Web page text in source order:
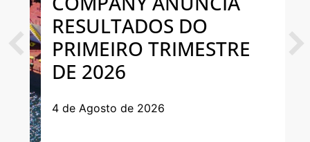
RESULTADOS DO
PRIMEIRO TRIMESTRE
DE 2026
4 de Agosto de 2026
Previous